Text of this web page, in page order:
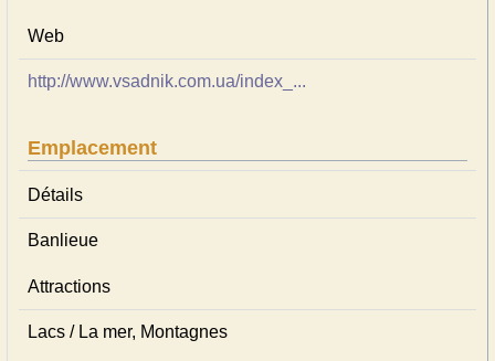
Web
http://www.vsadnik.com.ua/index_...
Emplacement
Détails
Banlieue
Attractions
Lacs / La mer, Montagnes